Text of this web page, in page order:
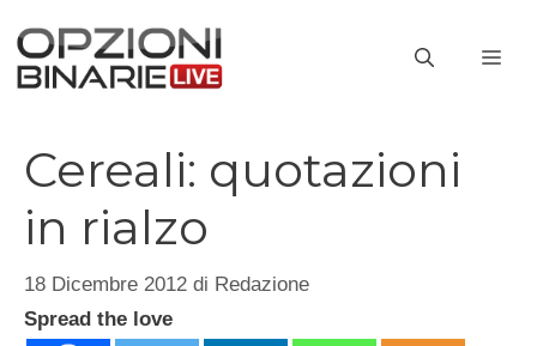
contenuto
Cereali: quotazioni
in rialzo
18 Dicembre 2012 di Redazione
Spread the love